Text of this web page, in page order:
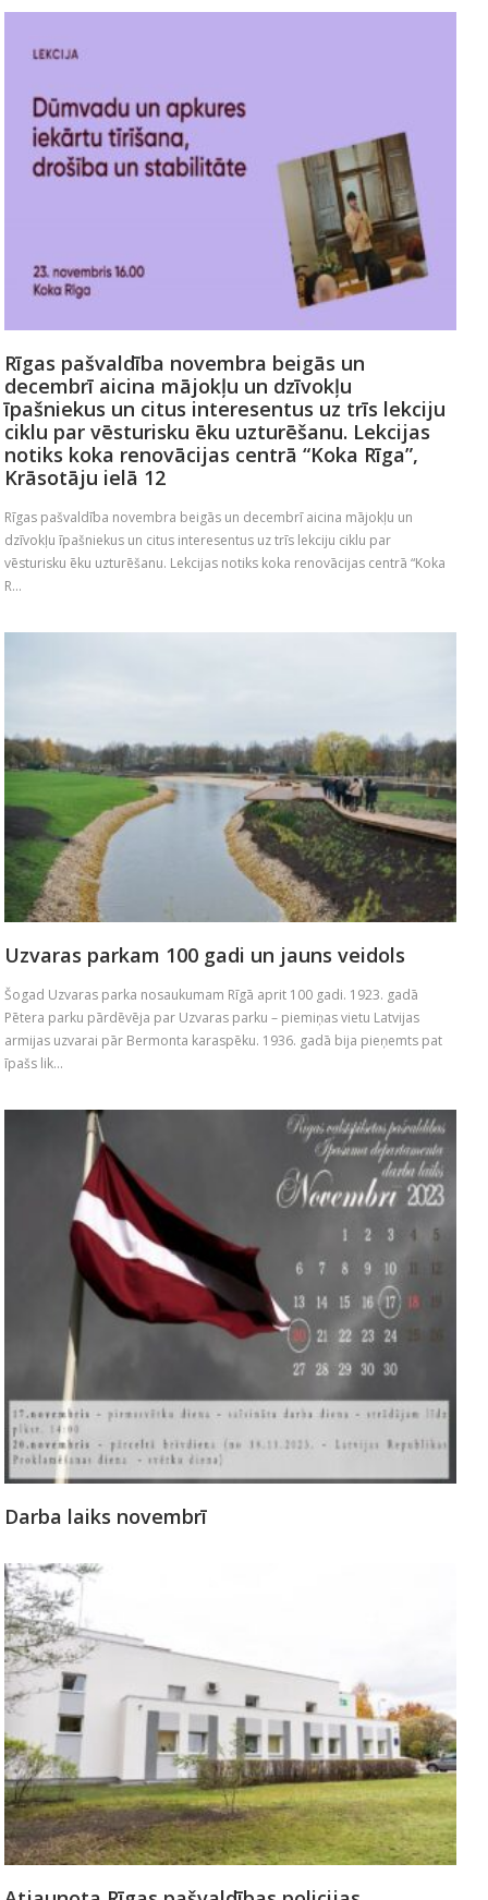
Rīgas pašvaldība novembra beigās un
decembrī aicina mājokļu un dzīvokļu
īpašniekus un citus interesentus uz trīs lekciju
ciklu par vēsturisku ēku uzturēšanu. Lekcijas
notiks koka renovācijas centrā “Koka Rīga”,
Krāsotāju ielā 12
Rīgas pašvaldība novembra beigās un decembrī aicina mājokļu un
dzīvokļu īpašniekus un citus interesentus uz trīs lekciju ciklu par
vēsturisku ēku uzturēšanu. Lekcijas notiks koka renovācijas centrā “Koka
R...
Uzvaras parkam 100 gadi un jauns veidols
Šogad Uzvaras parka nosaukumam Rīgā aprit 100 gadi. 1923. gadā
Pētera parku pārdēvēja par Uzvaras parku – piemiņas vietu Latvijas
armijas uzvarai pār Bermonta karaspēku. 1936. gadā bija pieņemts pat
īpašs lik...
Darba laiks novembrī